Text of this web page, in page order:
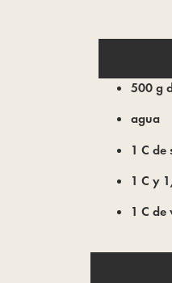
500 g
agua
1 C de
1 C y
1 C